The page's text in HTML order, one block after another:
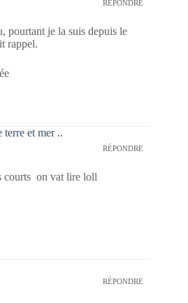
RÉPONDRE
pourtant je la suis depuis le
rappel.
terre et mer ..
RÉPONDRE
on vat lire loll
RÉPONDRE